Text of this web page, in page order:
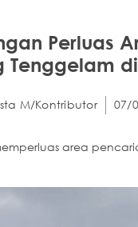
Perluas
M/Kontributor 07/
area